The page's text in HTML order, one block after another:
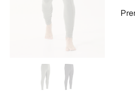
Première couche légère (LT)